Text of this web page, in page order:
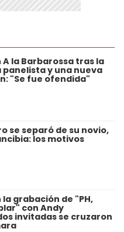
A la Barbarossa tras la
panelista y una nueva
"Se fue ofendida"
se separó de su novio,
los motivos
la grabación de "PH,
con Andy
invitadas se cruzaron